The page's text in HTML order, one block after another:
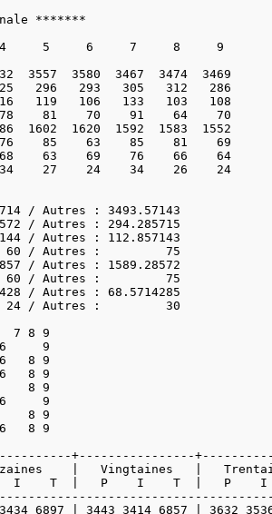
*******
5     6     7     8     9
3557  3580  3467  3474  3469
296   293   305   312   286
119   106   133   103   108
81    70    91    64    70
1602  1620  1592  1583  1552
76    85    63    85    81    69
68    63    69    76    66    64
34    27    24    34    26    24
/ Autres : 3493.57143
/ Autres : 294.285715
/ Autres : 112.857143
60 / Autres :         75
/ Autres : 1589.28572
60 / Autres :         75
/ Autres : 68.5714285
24 / Autres :         30
7 8 9
6     9
8 9
8 9
8 9
6     9
8 9
8 9
+----------------
|   Vingtaines   |
T  |   P    I    T  |   P    I
6897 | 3443 3414 6857 | 3632